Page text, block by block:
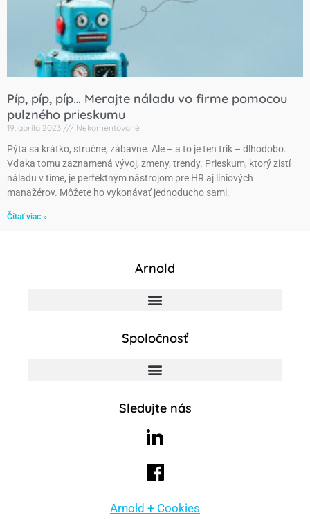
Píp, píp, píp… Merajte náladu vo firme pomocou
pulzného prieskumu
19. apríla 2023 Nekomentované
Pýta sa krátko, stručne, zábavne. Ale – a to je ten trik – dlhodobo.
Vďaka tomu zaznamená vývoj, zmeny, trendy. Prieskum, ktorý zistí
náladu v tíme, je perfektným nástrojom pre HR aj líniových
manažérov. Môžete ho vykonávať jednoducho sami.
Čítať viac »
Arnold
Spoločnosť
Sledujte nás
Arnold + Cookies